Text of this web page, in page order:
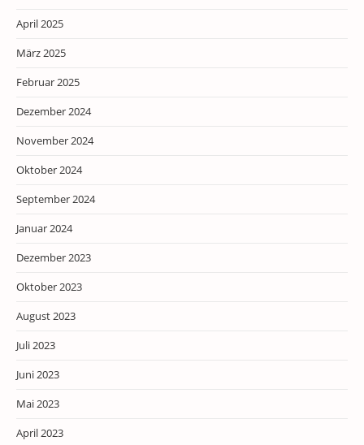
April 2025
März 2025
Februar 2025
Dezember 2024
November 2024
Oktober 2024
September 2024
Januar 2024
Dezember 2023
Oktober 2023
August 2023
Juli 2023
Juni 2023
Mai 2023
April 2023